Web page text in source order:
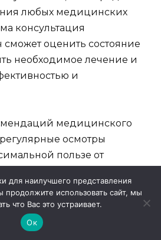
любых медицинских
консультация
сможет оценить состояние
необходимое лечение и
и
медицинского
осмотры
пользе от
качество жизни
состояние здоровья.
для наилучшего представления
продолжите использовать сайт, мы
что Вас это устраивает.
Ок